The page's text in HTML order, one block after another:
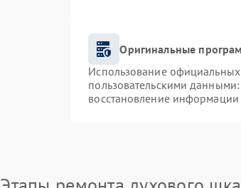
Оригинальные
Использование
пользовательскими
восстановление